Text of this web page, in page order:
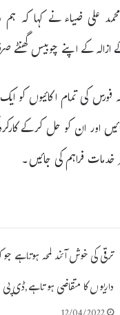
علی ضیاء نے کہا کہ ہم
کے اپنے چوبیس
کی تمام اکائیوں کو
اور ان کو حل کرکے
فراہم کی جائیں۔
ترقی کی خوش آئند لمحہ ہوتا ہے
داریوں کا متقاضی ہو تا ہے,ڈی